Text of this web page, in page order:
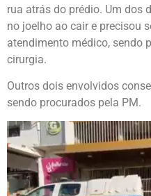
rua atrás do prédio. Um dos
no joelho ao cair e precisou
atendimento médico, sendo
cirurgia.
Outros dois envolvidos
sendo procurados pela PM.